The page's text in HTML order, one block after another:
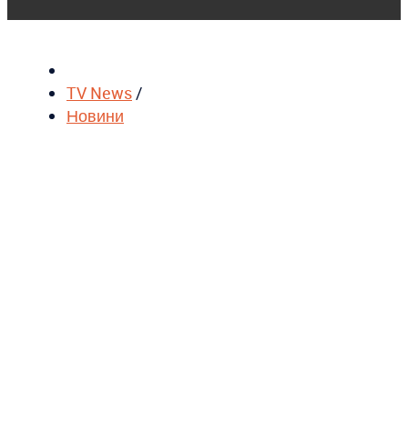
TV News/
Новини